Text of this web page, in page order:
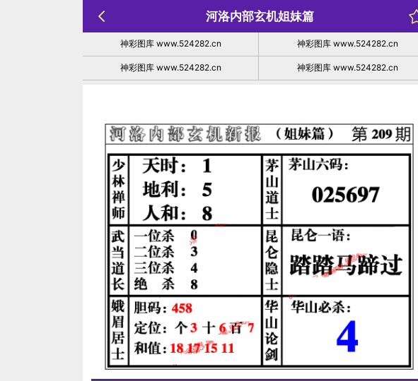
河洛内部玄机姐妹篇
神彩图库 www.524282.cn 神彩图库 www.524282.cn
神彩图库 www.524282.cn 神彩图库 www.524282.cn